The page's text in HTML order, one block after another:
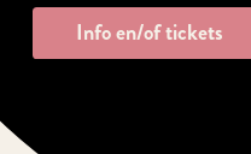
Info en/of tickets